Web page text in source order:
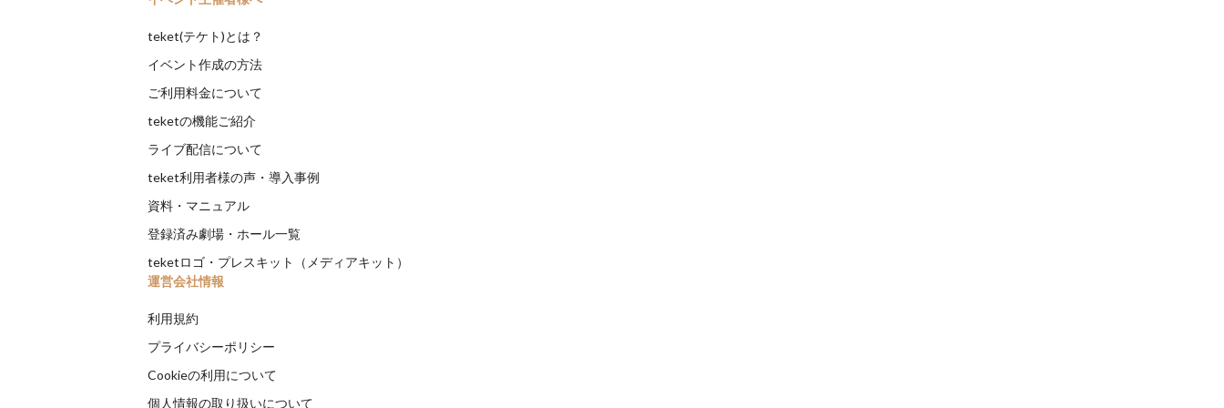
teket(テケト)とは？
イベント作成の方法
ご利用料金について
teketの機能ご紹介
ライブ配信について
teket利用者様の声・導入事例
資料・マニュアル
登録済み劇場・ホール一覧
teketロゴ・プレスキット（メディアキット）
運営会社情報
利用規約
プライバシーポリシー
Cookieの利用について
個人情報の取り扱いについて